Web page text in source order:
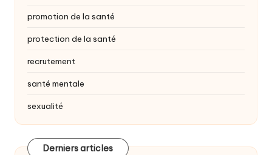
promotion de la santé
protection de la santé
recrutement
santé mentale
sexualité
Derniers articles